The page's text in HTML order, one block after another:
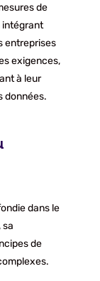
de
intégrant
entreprises
exigences,
à leur
données.
dans le
sa
de